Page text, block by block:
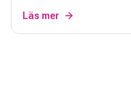
Läs mer